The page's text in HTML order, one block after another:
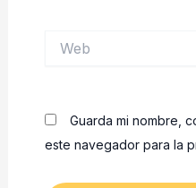
Guarda mi nombre,
este navegador para la